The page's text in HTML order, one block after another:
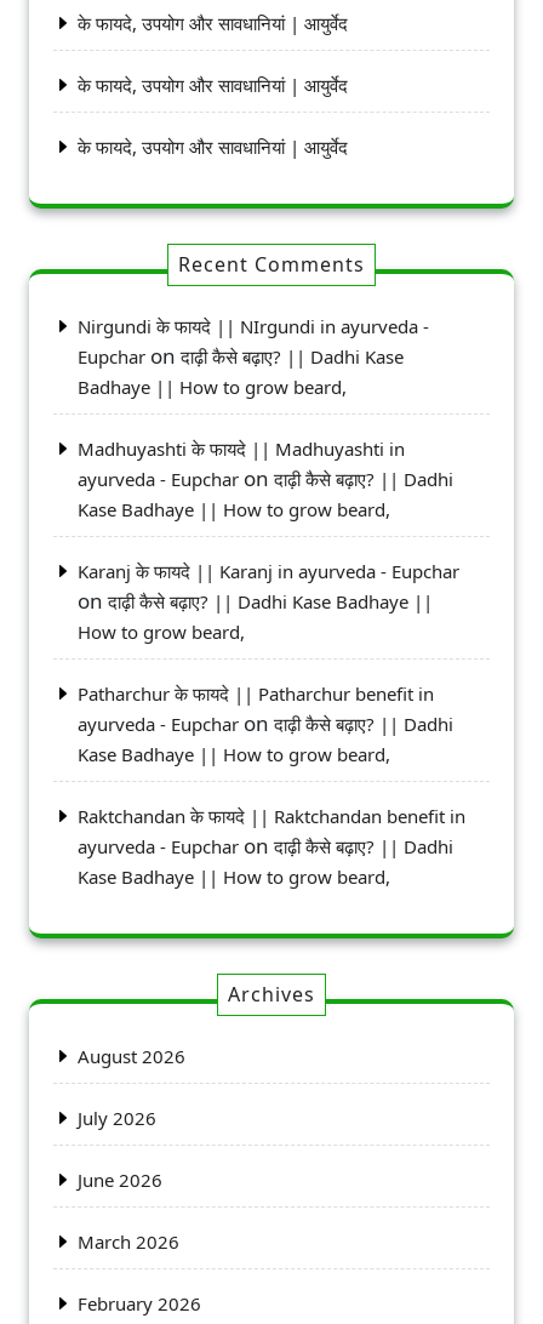
के फायदे, उपयोग और सावधानियां | आयुर्वेद
के फायदे, उपयोग और सावधानियां | आयुर्वेद
के फायदे, उपयोग और सावधानियां | आयुर्वेद
Recent Comments
Nirgundi के फायदे || NIrgundi in ayurveda -
Eupchar onदाढ़ी कैसे बढ़ाए? || Dadhi Kase
Badhaye || How to grow beard,
Madhuyashti के फायदे || Madhuyashti in
ayurveda - Eupchar onदाढ़ी कैसे बढ़ाए? || Dadhi
Kase Badhaye || How to grow beard,
Karanj के फायदे || Karanj in ayurveda - Eupchar
onदाढ़ी कैसे बढ़ाए? || Dadhi Kase Badhaye ||
How to grow beard,
Patharchur के फायदे || Patharchur benefit in
ayurveda - Eupchar onदाढ़ी कैसे बढ़ाए? || Dadhi
Kase Badhaye || How to grow beard,
Raktchandan के फायदे || Raktchandan benefit in
ayurveda - Eupchar onदाढ़ी कैसे बढ़ाए? || Dadhi
Kase Badhaye || How to grow beard,
Archives
August 2026
July 2026
June 2026
March 2026
February 2026